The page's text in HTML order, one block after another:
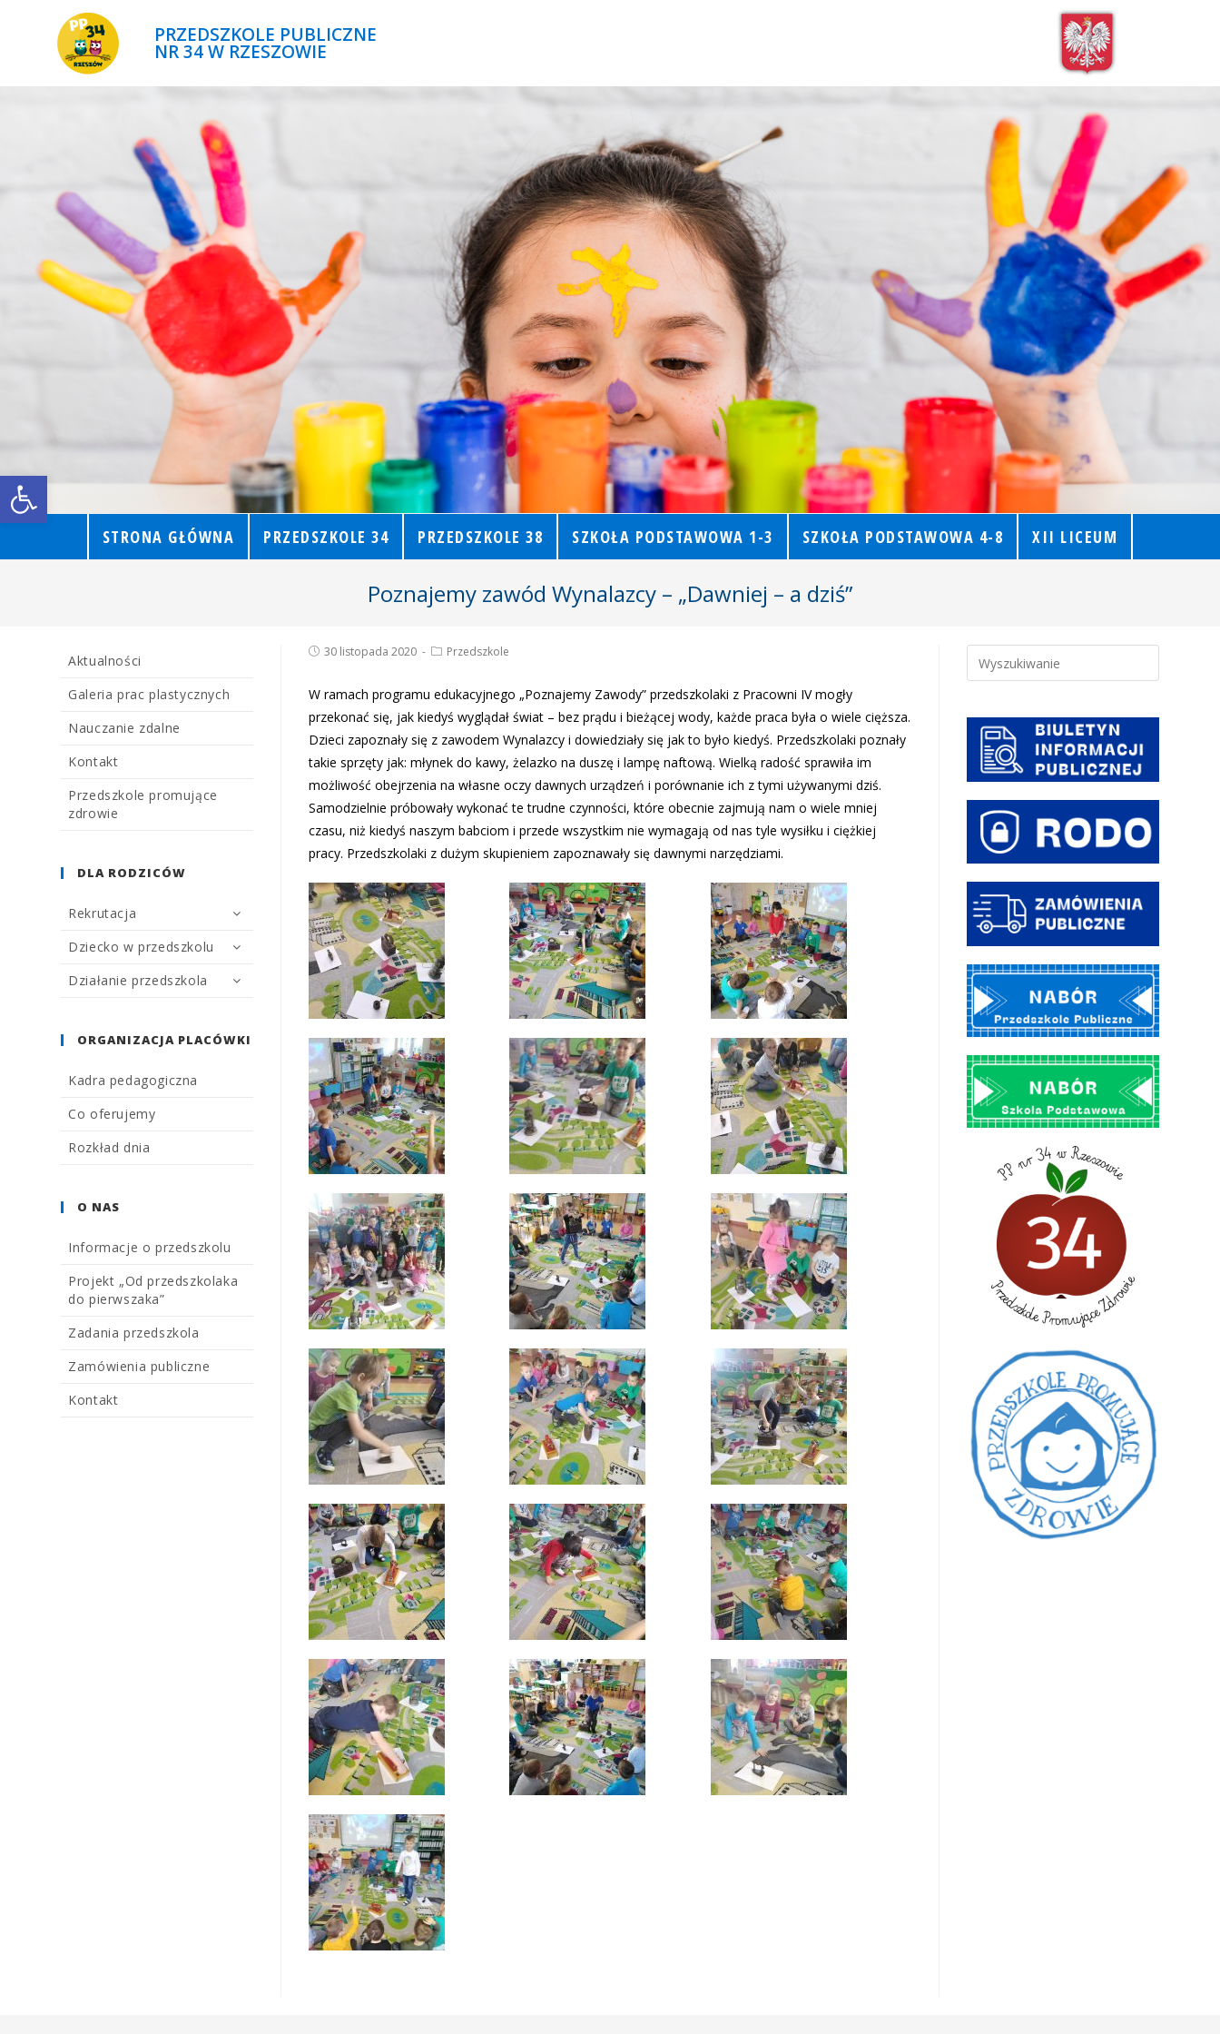
Open toolbar
PRZEDSZKOLE PUBLICZNE
NR 34 W RZESZOWIE
STRONA GŁÓWNA PRZEDSZKOLE 34 PRZEDSZKOLE 38 SZKOŁA PODSTAWOWA 1-3 SZKOŁA PODSTAWOWA 4-8 XII LICEUM
Poznajemy zawód Wynalazcy – „Dawniej – a dziś”
30 listopada 2020 Przedszkole
W ramach programu edukacyjnego „Poznajemy Zawody” przedszkolaki z Pracowni IV mogły
przekonać się, jak kiedyś wyglądał świat – bez prądu i bieżącej wody, każde praca była o wiele cięższa.
Dzieci zapoznały się z zawodem Wynalazcy i dowiedziały się jak to było kiedyś. Przedszkolaki poznały
takie sprzęty jak: młynek do kawy, żelazko na duszę i lampę naftową. Wielką radość sprawiła im
możliwość obejrzenia na własne oczy dawnych urządzeń i porównanie ich z tymi używanymi dziś.
Samodzielnie próbowały wykonać te trudne czynności, które obecnie zajmują nam o wiele mniej
czasu, niż kiedyś naszym babciom i przede wszystkim nie wymagają od nas tyle wysiłku i ciężkiej
pracy. Przedszkolaki z dużym skupieniem zapoznawały się dawnymi narzędziami.
Aktualności
Galeria prac plastycznych
Nauczanie zdalne
Kontakt
Przedszkole promujące
zdrowie
DLA RODZICÓW
Rekrutacja
Dziecko w przedszkolu
Działanie przedszkola
ORGANIZACJA PLACÓWKI
Kadra pedagogiczna
Co oferujemy
Rozkład dnia
O NAS
Informacje o przedszkolu
Projekt „Od przedszkolaka
do pierwszaka”
Zadania przedszkola
Zamówienia publiczne
Kontakt